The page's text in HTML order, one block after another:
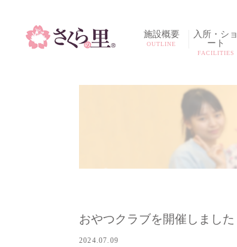
施設概要
OUTLINE
入所・ショ
ート
FACILITIES
おやつクラブを開催しました
2024.07.09